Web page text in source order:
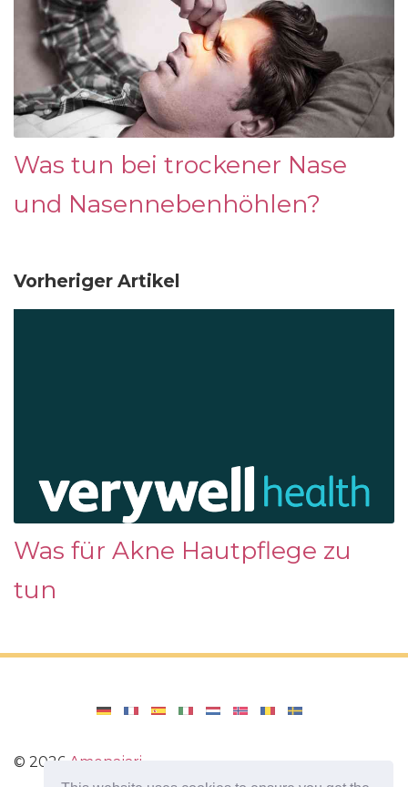
Was tun bei trockener Nase
und Nasennebenhöhlen?
Vorheriger Artikel
Was für Akne Hautpflege zu
tun
© 2026 Amenajari